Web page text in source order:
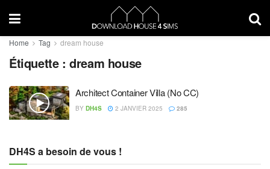
Home Tag dream house
Étiquette :dream house
Architect Container Villa (No CC)
BY DH4S 2 JANVIER 2025 285
DH4S a besoin de vous !